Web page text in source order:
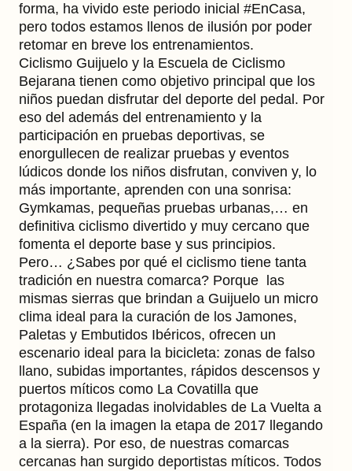
forma, ha vivido este periodo inicial #EnCasa,
pero todos estamos llenos de ilusión por poder
retomar en breve los entrenamientos.
Ciclismo Guijuelo y la Escuela de Ciclismo
Bejarana tienen como objetivo principal que los
niños puedan disfrutar del deporte del pedal. Por
eso del además del entrenamiento y la
participación en pruebas deportivas, se
enorgullecen de realizar pruebas y eventos
lúdicos donde los niños disfrutan, conviven y, lo
más importante, aprenden con una sonrisa:
Gymkamas, pequeñas pruebas urbanas,… en
definitiva ciclismo divertido y muy cercano que
fomenta el deporte base y sus principios.
Pero… ¿Sabes por qué el ciclismo tiene tanta
tradición en nuestra comarca? Porque las
mismas sierras que brindan a Guijuelo un micro
clima ideal para la curación de los Jamones,
Paletas y Embutidos Ibéricos, ofrecen un
escenario ideal para la bicicleta: zonas de falso
llano, subidas importantes, rápidos descensos y
puertos míticos como La Covatilla que
protagoniza llegadas inolvidables de La Vuelta a
España (en la imagen la etapa de 2017 llegando
a la sierra). Por eso, de nuestras comarcas
cercanas han surgido deportistas míticos. Todos